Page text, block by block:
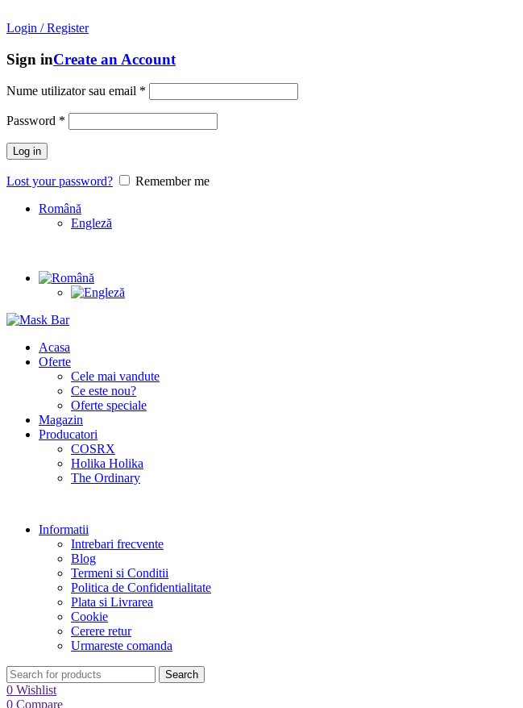
Login / Register
Sign inCreate an Account
Nume utilizator sau email *
Password *
Log in
Lost your password?
Remember me
Română
Engleză
Acasa
Oferte
Cele mai vandute
Ce este nou?
Oferte speciale
Magazin
Producatori
COSRX
Holika Holika
The Ordinary
Informatii
Intrebari frecvente
Blog
Termeni si Conditii
Politica de Confidentialitate
Plata si Livrarea
Cookie
Cerere retur
Urmareste comanda
Search
0 Wishlist
0 Compare